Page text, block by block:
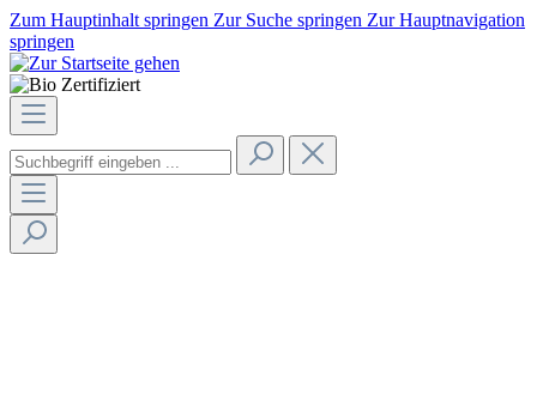
Zum Hauptinhalt springen Zur Suche springen Zur Hauptnavigation
springen